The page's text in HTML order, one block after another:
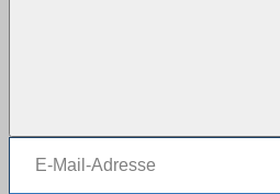
Suchen
E-Mail-Adresse